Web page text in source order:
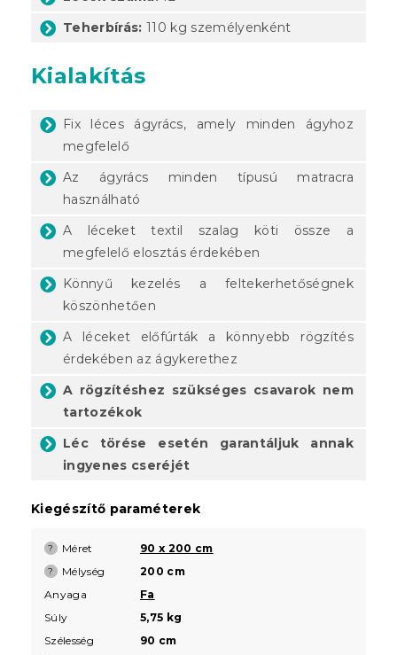
Teherbírás: 110 kg személyenként
Kialakítás
Fix léces ágyrács, amely minden ágyhoz
megfelelő
Az ágyrács minden típusú matracra
használható
A léceket textil szalag köti össze a
megfelelő elosztás érdekében
Könnyű kezelés a feltekerhetőségnek
köszönhetően
A léceket előfúrták a könnyebb rögzítés
érdekében az ágykerethez
A rögzítéshez szükséges csavarok nem
tartozékok
Léc törése esetén garantáljuk annak
ingyenes cseréjét
Kiegészítő paraméterek
? Méret 90 x 200 cm
? Mélység
200 cm
Anyaga
Fa
Súly
5,75 kg
Szélesség
90 cm